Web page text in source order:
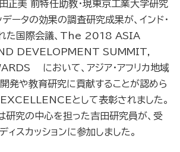
正美 前特任助教・現東京工業大学研究
ータの効果の調査研究成果が、インド・
れた国際会議、The 2018 ASIA
DEVELOPMENT SUMMIT,
において、アジア・アフリカ地域
発や教育研究に貢献することが認めら
として表彰されました。
研究の中心を担った吉田研究員が、受
ィスカッションに参加しました。